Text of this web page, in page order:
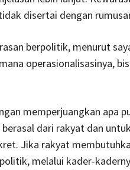
disertai dengan
berpolitik, menurut
operasionalisasinya,
memperjuangkan apa
dari rakyat dan
Jika rakyat
melalui kader-